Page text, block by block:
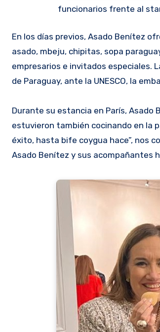
funcionarios frente al
En los días previos, Asado Benítez
asado, mbeju, chipitas, sopa
empresarios e invitados especiales.
de Paraguay, ante la UNESCO, la
Durante su estancia en París, Asado
estuvieron también cocinando en la
éxito, hasta bife coygua hace”, nos
Asado Benítez y sus acompañantes